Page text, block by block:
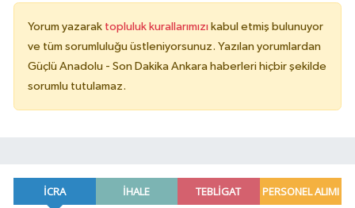
Yorum yazarak topluluk kurallarımızı kabul etmiş bulunuyor
ve tüm sorumluluğu üstleniyorsunuz. Yazılan yorumlardan
Güçlü Anadolu - Son Dakika Ankara haberleri hiçbir şekilde
sorumlu tutulamaz.